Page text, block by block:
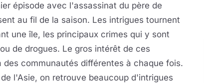
épisode avec l'assassinat du père de
au fil de la saison. Les intrigues tournent
une île, les principaux crimes qui y sont
de drogues. Le gros intérêt de ces
communautés différentes à chaque fois.
l'Asie, on retrouve beaucoup d'intrigues